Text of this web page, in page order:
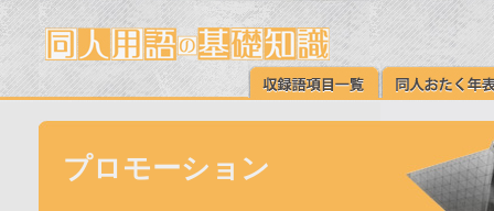
プロモーション